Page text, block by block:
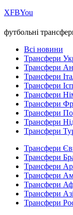
ХFBYou
футбольні
Всі новини
Трансфери
Трансфери
Трансфери
Трансфери
Трансфери
Трансфери
Трансфери
Трансфери
Трансфери
Трансфери
Трансфери
Трансфери
Трансфери
Трансфери
Трансфери
Трансфери